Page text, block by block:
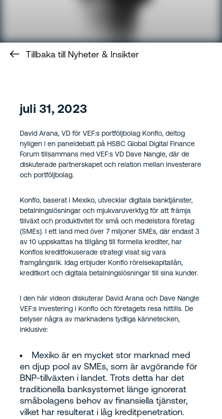
Tillbaka till Nyheter & Insikter
juli 31, 2023
David Arana, VD för VEF:s portföljbolag Konfío, deltog
nyligen i en paneldebatt på HSBC Global Digital Finance
Forum tillsammans med VEF:s VD Dave Nangle, där de
diskuterade partnerskapet och relation mellan investerare
och portföljbolag.
Konfío, baserat i Mexiko, utvecklar digitala banktjänster,
betalningslösningar och mjukvaruverktyg för att främja
tillväxt och produktivitet för små och medelstora företag
(SMEs). I ett land med över 7 miljoner SMEs, där endast 3
av 10 uppskattas ha tillgång till formella krediter, har
Konfíos kreditfokuserade strategi visat sig vara
framgångsrik. Idag erbjuder Konfío rörelsekapitallån,
kreditkort och digitala betalningslösningar till sina kunder.
I den här videon diskuterar David Arana och Dave Nangle
VEF:s investering i Konfío och företagets resa hittills. De
belyser några av marknadens tydliga kännetecken,
inklusive:
Mexiko är en mycket stor marknad med
en djup pool av SMEs, som är avgörande för
BNP-tillväxten i landet. Trots detta har det
traditionella banksystemet länge ignorerat
småbolagens behov av finansiella tjänster,
vilket har resulterat i låg kreditpenetration.